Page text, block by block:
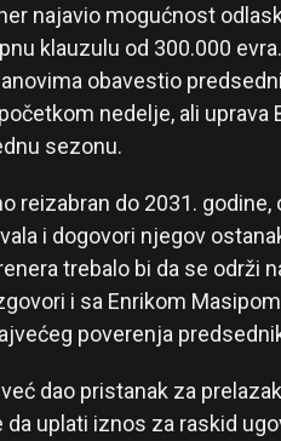
najavio mogućnost
klauzulu od 300.000
obavestio
nedelje, ali uprava
sezonu.
reizabran do 2031. godine,
i dogovori njegov
trebalo bi da se održi
i sa Enrikom
poverenja
dao pristanak za
uplati iznos za raskid